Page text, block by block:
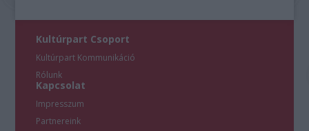
Kultúrpart Csoport
Kultúrpart Kommunikáció
Rólunk
Kapcsolat
Impresszum
Partnereink